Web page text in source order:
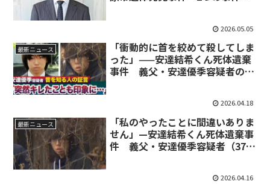
2026.05.05
最新ニュース
「衝動的に首を絞めて殺してしま
った」——安達結希くん死体遺棄
事件 義父・安達優季容疑者の全
2026.04.18
最新ニュース
「私のやったことに間違いありま
せん」—安達結希くん死体遺棄事
件 義父・安達優季容疑者（37）
2026.04.16